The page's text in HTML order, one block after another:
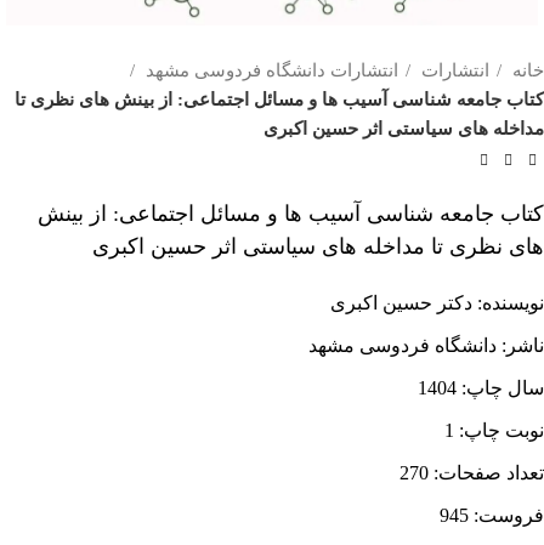
خانه انتشارات
انتشارات دانشگاه فردوسی مشهد
کتاب جامعه شناسی آسیب ها و مسائل اجتماعی: از بینش های نظری تا
مداخله های سیاستی اثر حسین اکبری
کتاب جامعه شناسی آسیب ها و مسائل اجتماعی: از بینش
های نظری تا مداخله های سیاستی اثر حسین اکبری
نویسنده: دکتر حسین اکبری
ناشر: دانشگاه فردوسی مشهد
سال چاپ: 1404
نوبت چاپ: 1
تعداد صفحات: 270
فروست: 945